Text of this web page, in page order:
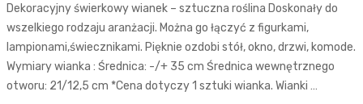
Dekoracyjny świerkowy wianek – sztuczna roślina Doskonały do
wszelkiego rodzaju aranżacji. Można go łączyć z figurkami,
lampionami,świecznikami. Pięknie ozdobi stół, okno, drzwi, komode.
Wymiary wianka : Średnica: -/+ 35 cm Średnica wewnętrznego
otworu: 21/12,5 cm *Cena dotyczy 1 sztuki wianka. Wianki …